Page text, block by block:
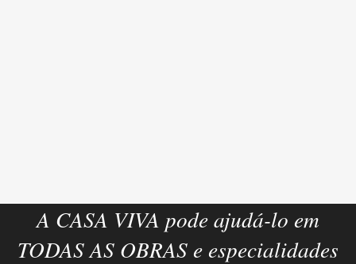
A CASA VIVA pode ajudá-lo em
TODAS AS OBRAS e especialidades